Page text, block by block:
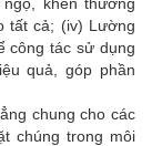
tất cả; (iv) Lường
công tác sử dụng
quả, góp phần
chung cho các
chúng trong môi